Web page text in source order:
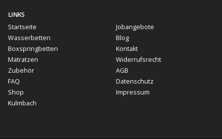
LINKS
Startseite
Wasserbetten
Boxspringbetten
Matratzen
Zubehör
FAQ
Shop
Kulmbach
Jobangebote
Blog
Kontakt
Widerrufsrecht
AGB
Datenschutz
Impressum